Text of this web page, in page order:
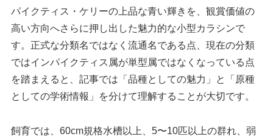
パイクティス・ケリーの上品な青い輝きを、観賞価値の
高い方向へさらに押し出した魅力的な小型カラシンで
す。正式な分類名ではなく流通名である点、現在の分類
ではインパイクティス属が単型属ではなくなっている点
を踏まえると、記事では「品種としての魅力」と「原種
としての学術情報」を分けて理解することが大切です。
飼育では、60cm規格水槽以上、5〜10匹以上の群れ、弱